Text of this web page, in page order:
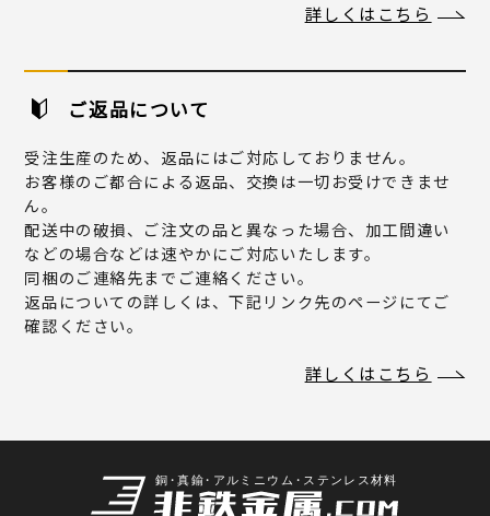
詳しくはこちら
ご返品について
受注生産のため、返品にはご対応しておりません。
お客様のご都合による返品、交換は一切お受けできませ
ん。
配送中の破損、ご注文の品と異なった場合、加工間違い
などの場合などは速やかにご対応いたします。
同梱のご連絡先までご連絡ください。
返品についての詳しくは、下記リンク先のページにてご
確認ください。
詳しくはこちら